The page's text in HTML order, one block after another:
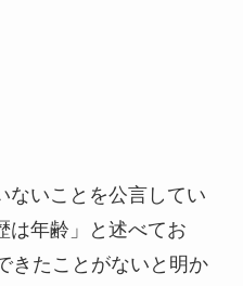
ないことを公言してい
は年齢」と述べてお
きたことがないと明か